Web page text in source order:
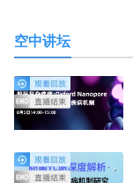
空中讲坛